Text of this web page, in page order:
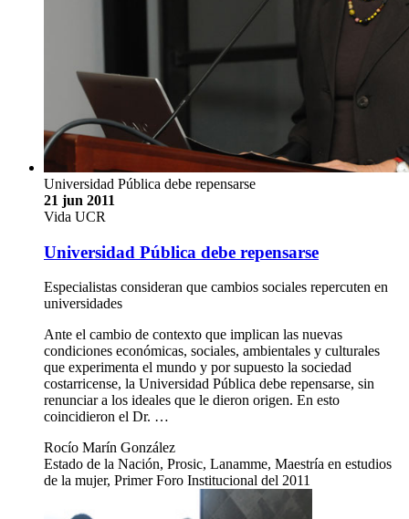
Universidad Pública debe repensarse
21 jun 2011
Vida UCR
Universidad Pública debe repensarse
Especialistas consideran que cambios sociales repercuten en
universidades
Ante el cambio de contexto que implican las nuevas
condiciones económicas, sociales, ambientales y culturales
que experimenta el mundo y por supuesto la sociedad
costarricense, la Universidad Pública debe repensarse, sin
renunciar a los ideales que le dieron origen. En esto
coincidieron el Dr. …
Rocío Marín González
Estado de la Nación, Prosic, Lanamme, Maestría en estudios
de la mujer, Primer Foro Institucional del 2011